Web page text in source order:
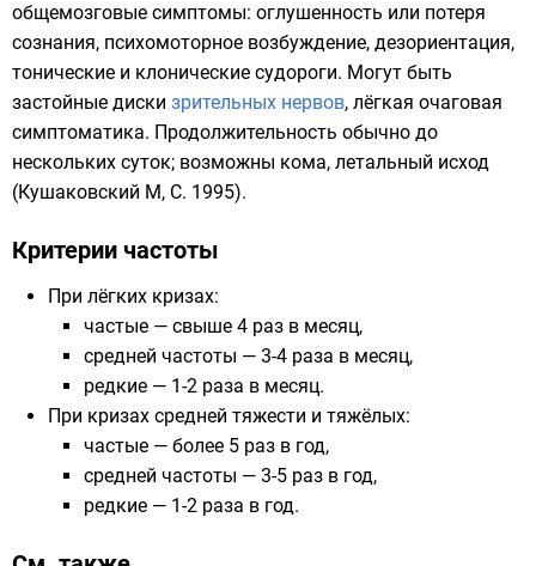
общемозговые симптомы: оглушенность или потеря
сознания, психомоторное возбуждение, дезориентация,
тонические и клонические судороги. Могут быть
застойные диски зрительных нервов, лёгкая очаговая
симптоматика. Продолжительность обычно до
нескольких суток; возможны кома, летальный исход
(Кушаковский М, С. 1995).
Критерии частоты
При лёгких кризах:
частые — свыше 4 раз в месяц,
средней частоты — 3-4 раза в месяц,
редкие — 1-2 раза в месяц.
При кризах средней тяжести и тяжёлых:
частые — более 5 раз в год,
средней частоты — 3-5 раз в год,
редкие — 1-2 раза в год.